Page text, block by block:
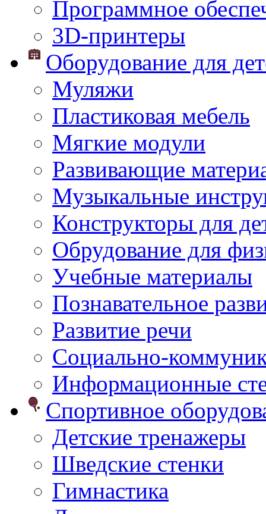
Программное
3D-принтеры
Оборудование для
Муляжи
Пластиковая мебель
Мягкие модули
Развивающие
Музыкальные
Конструкторы для
Обрудование для
Учебные материалы
Познавательное
Развитие речи
Социально-
Информационные
Спортивное
Детские тренажеры
Шведские стенки
Гимнастика